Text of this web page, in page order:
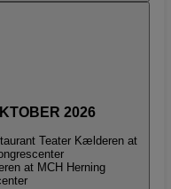
2026
Teater Kælderen at
at MCH Herning